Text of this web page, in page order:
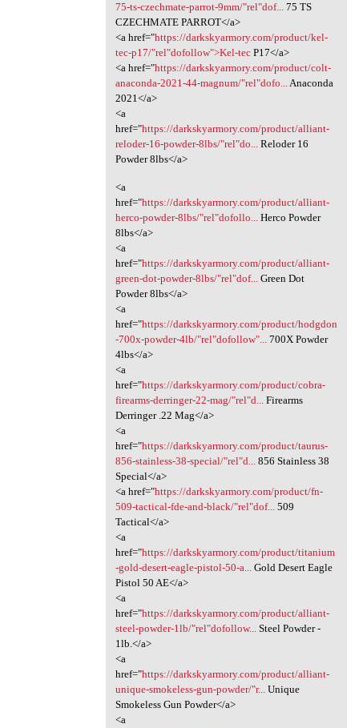
75-ts-czechmate-parrot-9mm/"rel"dof...75 TS
CZECHMATE PARROT</a>
<a href="https://darkskyarmory.com/product/kel-
tec-p17/"rel"dofollow">Kel-tecP17</a>
<a href="https://darkskyarmory.com/product/colt-
anaconda-2021-44-magnum/"rel"dofo...Anaconda
2021</a>
<a
href="https://darkskyarmory.com/product/alliant-
reloder-16-powder-8lbs/"rel"do...Reloder 16
Powder 8lbs</a>
<a
href="https://darkskyarmory.com/product/alliant-
herco-powder-8lbs/"rel"dofollo...Herco Powder
8lbs</a>
<a
href="https://darkskyarmory.com/product/alliant-
green-dot-powder-8lbs/"rel"dof...Green Dot
Powder 8lbs</a>
<a
href="https://darkskyarmory.com/product/hodgdon
-700x-powder-4lb/"rel"dofollow"...700X Powder
4lbs</a>
<a
href="https://darkskyarmory.com/product/cobra-
firearms-derringer-22-mag/"rel"d...Firearms
Derringer .22 Mag</a>
<a
href="https://darkskyarmory.com/product/taurus-
856-stainless-38-special/"rel"d...856 Stainless 38
Special</a>
<a href="https://darkskyarmory.com/product/fn-
509-tactical-fde-and-black/"rel"dof...509
Tactical</a>
<a
href="https://darkskyarmory.com/product/titanium
-gold-desert-eagle-pistol-50-a...Gold Desert Eagle
Pistol 50 AE</a>
<a
href="https://darkskyarmory.com/product/alliant-
steel-powder-1lb/"rel"dofollow...Steel Powder -
1lb.</a>
<a
href="https://darkskyarmory.com/product/alliant-
unique-smokeless-gun-powder/"r...Unique
Smokeless Gun Powder</a>
<a